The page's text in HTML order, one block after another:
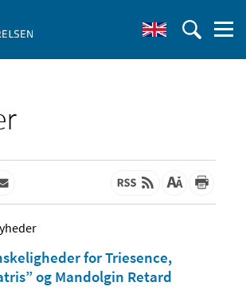
for Triesence,
og Mandolgin Retard